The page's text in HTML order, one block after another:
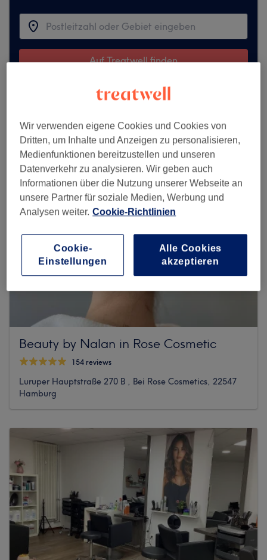
Auf Treatwell finden
Beauty by Nalan in Rose Cosmetic
154 reviews
Luruper Hauptstraße 270 B , Bei Rose Cosmetics, 22547
Hamburg
Wir verwenden eigene Cookies und Cookies von
Dritten, um Inhalte und Anzeigen zu personalisieren,
Medienfunktionen bereitzustellen und unseren
Datenverkehr zu analysieren. Wir geben auch
Informationen über die Nutzung unserer Webseite an
unsere Partner für soziale Medien, Werbung und
Analysen weiter. Cookie-Richtlinien
Cookie-
Einstellungen
Alle Cookies
akzeptieren